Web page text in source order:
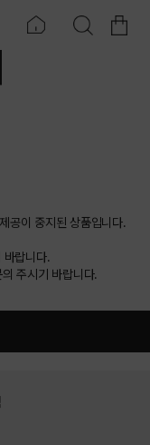
공이 중지된 상품입니다.
바랍니다.
의 주시기 바랍니다.